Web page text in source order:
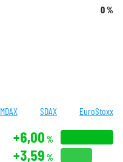
0%
MDAX SDAX EuroStoxx
+6,00 %
+3,59 %